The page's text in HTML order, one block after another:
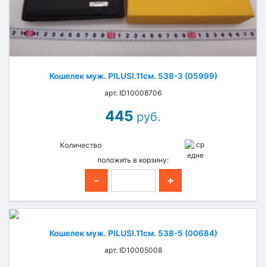
Кошелек муж. PILUSI.11см. 538-3 (05999)
арт. ID10008706
445 руб.
Количество
положить в корзину:
- +
Кошелек муж. PILUSI.11см. 538-5 (00684)
арт. ID10005008